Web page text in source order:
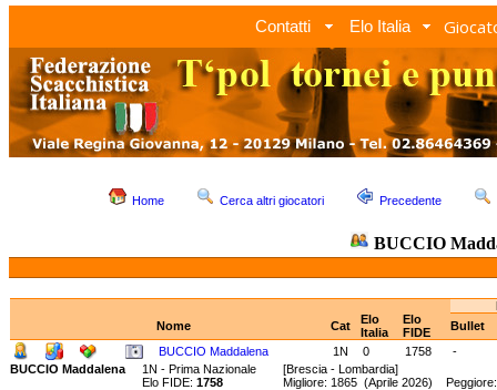
Contatti Elo Italia
Home Cerca altri giocatori Precedente
BUCCIO
Nome
Cat
Elo
Italia
Elo
FIDE
Bullet
BUCCIO Maddalena
1N 0 1758
-
BUCCIO Maddalena
1N - Prima Nazionale [Brescia - Lombardia]
Elo FIDE: 1758 Migliore: 1865 (Aprile 2026)